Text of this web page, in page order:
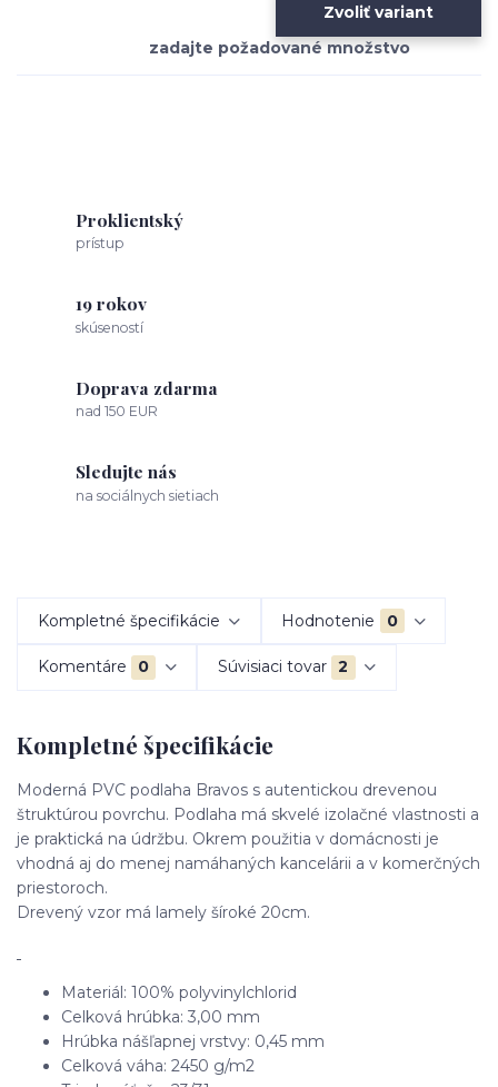
Zvoliť variant
Proklientský
prístup
19 rokov
skúseností
Doprava zdarma
nad 150 EUR
Sledujte nás
na sociálnych sietiach
Kompletné špecifikácie Hodnotenie 0
Komentáre 0 Súvisiaci tovar 2
Kompletné špecifikácie
Moderná PVC podlaha Bravos s autentickou drevenou
štruktúrou povrchu. Podlaha má skvelé izolačné vlastnosti a
je praktická na údržbu. Okrem použitia v domácnosti je
vhodná aj do menej namáhaných kancelárii a v komerčných
priestoroch.
Drevený vzor má lamely šíroké 20cm.
Materiál: 100% polyvinylchlorid
Celková hrúbka: 3,00 mm
Hrúbka nášľapnej vrstvy: 0,45 mm
Celková váha: 2450 g/m2